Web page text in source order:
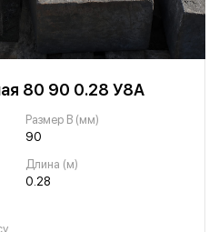
80 90 0.28 У8А
Размер B (мм)
90
Длина (м)
0.28